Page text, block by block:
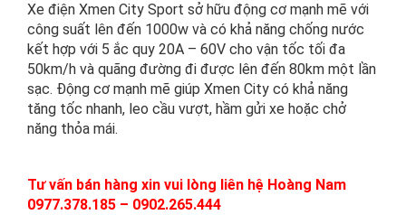
Xe điện Xmen City Sport sở hữu động cơ mạnh mẽ với
công suất lên đến 1000w và có khả năng chống nước
kết hợp với 5 ắc quy 20A – 60V cho vận tốc tối đa
50km/h và quãng đường đi được lên đến 80km một lần
sạc. Động cơ mạnh mẽ giúp Xmen City có khả năng
tăng tốc nhanh, leo cầu vượt, hầm gửi xe hoặc chở
năng thỏa mái.
Tư vấn bán hàng xin vui lòng liên hệ Hoàng Nam
0977.378.185 – 0902.265.444